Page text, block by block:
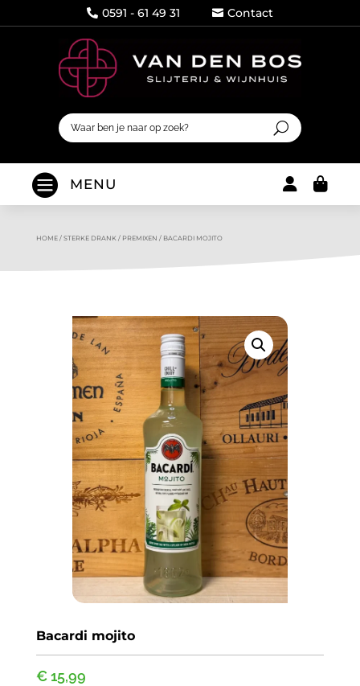
 0591 - 61 49 31  Contact
 MENU 
HOME/ STERKE DRANK / PREMIXEN / BACARDI MOJITO
Bacardi mojito
€15,99